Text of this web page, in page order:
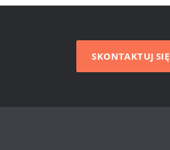
SKONTAKTUJ SIĘ